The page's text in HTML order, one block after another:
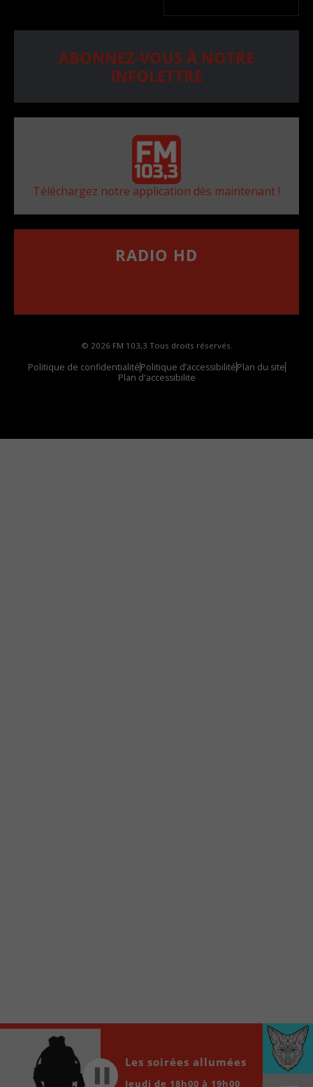
ABONNEZ-VOUS À NOTRE
INFOLETTRE
Téléchargez notre application dès maintenant !
RADIO HD
© 2026 FM 103,3 Tous droits réservés.
Politique de confidentialitéPolitique d’accessibilitéPlan du site
Plan d'accessibilite
locale vous sont maintenant accessibles en un clic!
Audio
Player
00:00
Les soirées allumées
Jeudi de 18h00 à 19h00